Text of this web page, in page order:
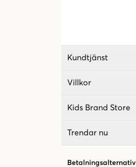
Kundtjänst
Villkor
Kids Brand Store
Trendar nu
Betalningsalternativ